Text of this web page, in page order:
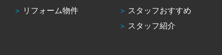
リフォーム物件
スタッフおすすめ
スタッフ紹介